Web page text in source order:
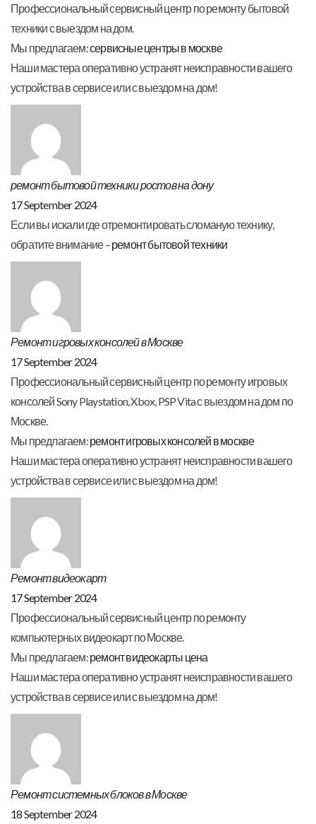
Профессиональный сервисный центр по ремонту бытовой
техники с выездом на дом.
Мы предлагаем:сервисные центры в москве
Наши мастера оперативно устранят неисправности вашего
устройства в сервисе или с выездом на дом!
ремонт бытовой техники ростов на дону
17 September 2024
Если вы искали где отремонтировать сломаную технику,
обратите внимание –ремонт бытовой техники
Ремонт игровых консолей в Москве
17 September 2024
Профессиональный сервисный центр по ремонту игровых
консолей Sony Playstation, Xbox, PSP Vita с выездом на дом по
Москве.
Мы предлагаем:ремонт игровых консолей в москве
Наши мастера оперативно устранят неисправности вашего
устройства в сервисе или с выездом на дом!
Ремонт видеокарт
17 September 2024
Профессиональный сервисный центр по ремонту
компьютерных видеокарт по Москве.
Мы предлагаем:ремонт видеокарты цена
Наши мастера оперативно устранят неисправности вашего
устройства в сервисе или с выездом на дом!
Ремонт системных блоков в Москве
18 September 2024